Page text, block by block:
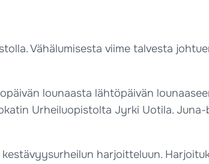
Vähälumisesta viime talvesta
lounaasta lähtöpäivän
Urheiluopistolta Jyrki Uotila.
harjoitteluun.